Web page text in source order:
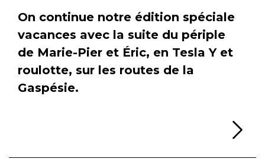
On continue notre édition spéciale
vacances avec la suite du périple
de Marie-Pier et Éric, en Tesla Y et
roulotte, sur les routes de la
Gaspésie.